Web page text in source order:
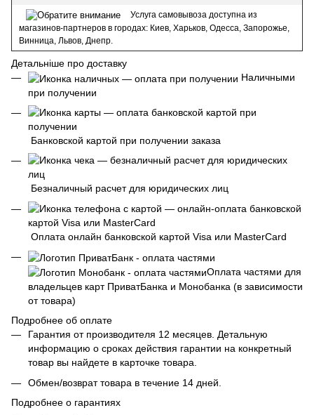
Услуга самовывоза доступна из
магазинов-партнеров в городах: Киев, Харьков, Одесса, Запорожье,
Винница, Львов, Днепр.
Детальніше про доставку
Наличными
при получении
Банковской картой при получении заказа
Безналичный расчет для юридических лиц
Оплата онлайн банковской картой Visa или MasterCard
Оплата частями для
владельцев карт ПриватБанка и Монобанка (в зависимости
от товара)
Подробнее об оплате
Гарантия от производителя 12 месяцев. Детальную
информацию о сроках действия гарантии на конкретный
товар вы найдете в карточке товара.
Обмен/возврат товара в течение 14 дней.
Подробнее о гарантиях